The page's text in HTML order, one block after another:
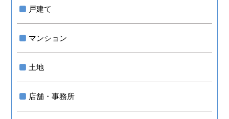
戸建て
マンション
土地
店舗・事務所